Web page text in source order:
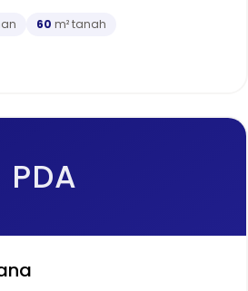
60 m² tanah
PDA